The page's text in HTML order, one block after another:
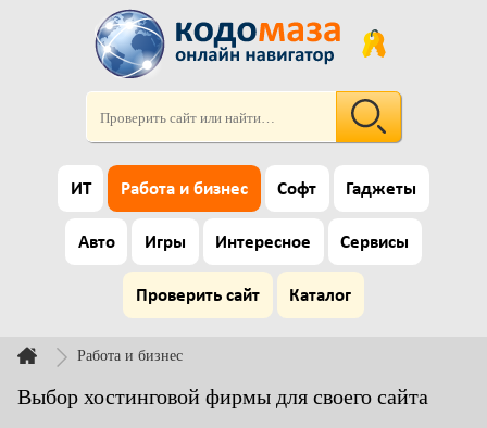
ИТ Работа и бизнес Софт Гаджеты
Авто Игры Интересное Сервисы
Проверить сайт Каталог
Работа и бизнес
Выбор хостинговой фирмы для своего сайта